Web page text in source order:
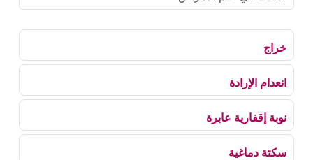
خراج
انعدام الإرادة
نوبة إقفارية عابرة
سكتة دماغية